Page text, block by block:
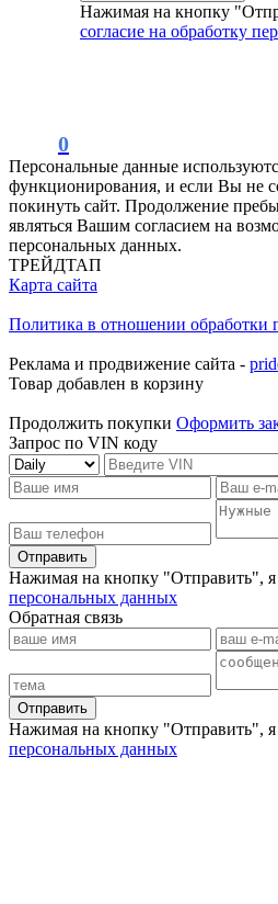
Нажимая на кнопку
согласие на обработку
0
Персональные данные
функционирования, и если Вы не
покинуть сайт. Продолжение
являться Вашим согласием на
персональных данных.
ТРЕЙДТАП
Карта сайта
Политика в отношении обработки
Реклама и продвижение сайта -
Товар добавлен в корзину
Продолжить покупки Оформить
Запрос по VIN коду
Отправить
Нажимая на кнопку "Отправить",
персональных данных
Обратная связь
Отправить
Нажимая на кнопку "Отправить",
персональных данных